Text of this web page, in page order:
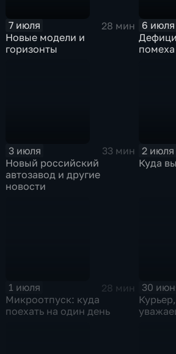
7 июля
28 мин
Новые модели и
горизонты
6 июля
помеха
3 июля
33 мин
Новый российский
автозавод и другие
новости
2 июля
Куда
1 июля
28 мин
Микроотпуск: куда
поехать на один день
30